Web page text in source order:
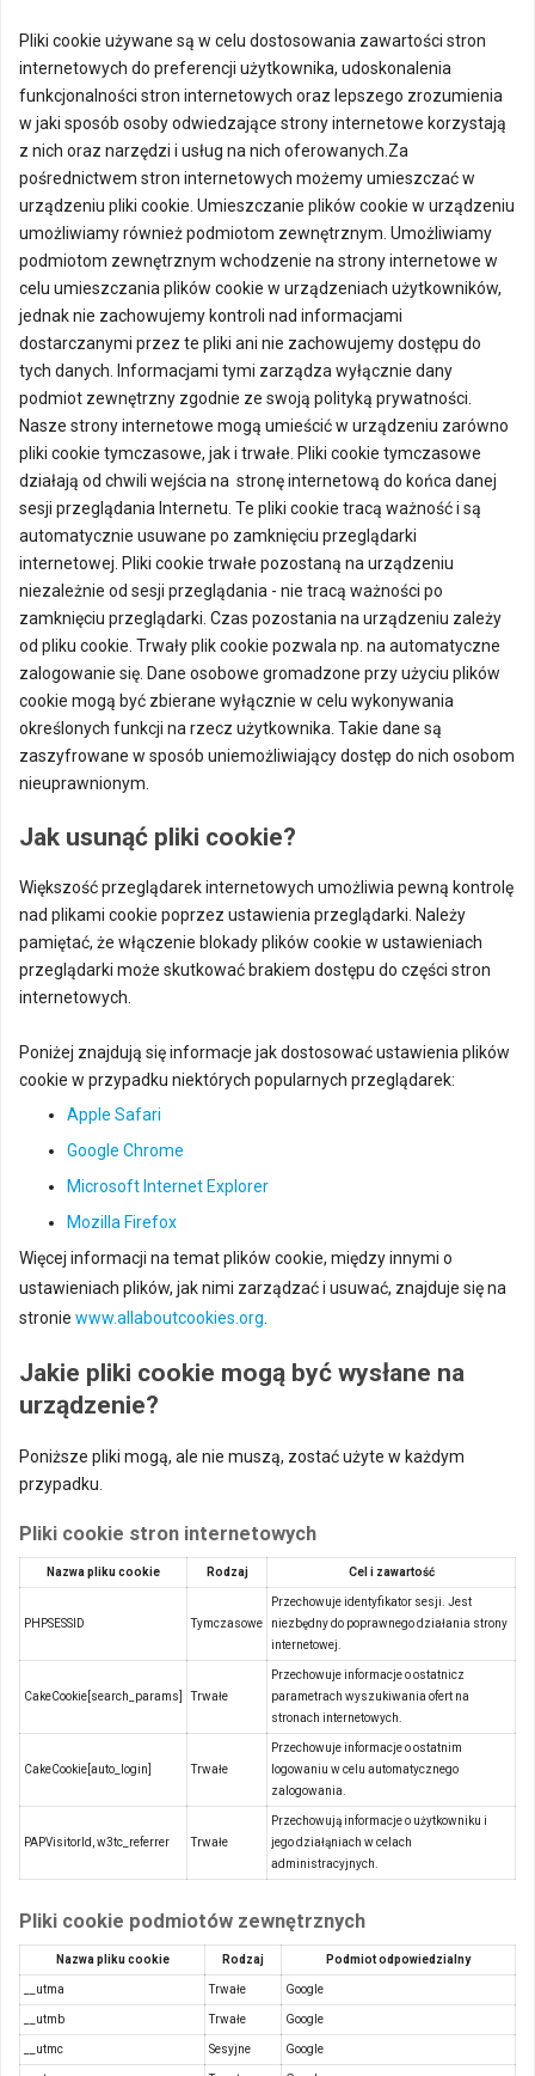
Pliki cookie używane są w celu dostosowania zawartości stron
internetowych do preferencji użytkownika, udoskonalenia
funkcjonalności stron internetowych oraz lepszego zrozumienia
w jaki sposób osoby odwiedzające strony internetowe korzystają
z nich oraz narzędzi i usług na nich oferowanych.Za
pośrednictwem stron internetowych możemy umieszczać w
urządzeniu pliki cookie. Umieszczanie plików cookie w urządzeniu
umożliwiamy również podmiotom zewnętrznym. Umożliwiamy
podmiotom zewnętrznym wchodzenie na strony internetowe w
celu umieszczania plików cookie w urządzeniach użytkowników,
jednak nie zachowujemy kontroli nad informacjami
dostarczanymi przez te pliki ani nie zachowujemy dostępu do
tych danych. Informacjami tymi zarządza wyłącznie dany
podmiot zewnętrzny zgodnie ze swoją polityką prywatności.
Nasze strony internetowe mogą umieścić w urządzeniu zarówno
pliki cookie tymczasowe, jak i trwałe. Pliki cookie tymczasowe
działają od chwili wejścia na stronę internetową do końca danej
sesji przeglądania Internetu. Te pliki cookie tracą ważność i są
automatycznie usuwane po zamknięciu przeglądarki
internetowej. Pliki cookie trwałe pozostaną na urządzeniu
niezależnie od sesji przeglądania - nie tracą ważności po
zamknięciu przeglądarki. Czas pozostania na urządzeniu zależy
od pliku cookie. Trwały plik cookie pozwala np. na automatyczne
zalogowanie się. Dane osobowe gromadzone przy użyciu plików
cookie mogą być zbierane wyłącznie w celu wykonywania
określonych funkcji na rzecz użytkownika. Takie dane są
zaszyfrowane w sposób uniemożliwiający dostęp do nich osobom
nieuprawnionym.
Jak usunąć pliki cookie?
Większość przeglądarek internetowych umożliwia pewną kontrolę
nad plikami cookie poprzez ustawienia przeglądarki. Należy
pamiętać, że włączenie blokady plików cookie w ustawieniach
przeglądarki może skutkować brakiem dostępu do części stron
internetowych.
Poniżej znajdują się informacje jak dostosować ustawienia plików
cookie w przypadku niektórych popularnych przeglądarek:
Apple Safari
Google Chrome
Microsoft Internet Explorer
Mozilla Firefox
Więcej informacji na temat plików cookie, między innymi o
ustawieniach plików, jak nimi zarządzać i usuwać, znajduje się na
stronie www.allaboutcookies.org
Jakie pliki cookie mogą być wysłane na
urządzenie?
Poniższe pliki mogą, ale nie muszą, zostać użyte w każdym
przypadku.
Pliki cookie stron internetowych
Nazwa pliku cookie Rodzaj Cel i zawartość
PHPSESSID Tymczasowe
Przechowuje identyfikator sesji. Jest
niezbędny do poprawnego działania strony
internetowej.
CakeCookie[search_params] Trwałe
Przechowuje informacje o ostatnicz
parametrach wyszukiwania ofert na
stronach internetowych.
CakeCookie[auto_login] Trwałe
Przechowuje informacje o ostatnim
logowaniu w celu automatycznego
zalogowania.
PAPVisitorId, w3tc_referrer Trwałe
Przechowują informacje o użytkowniku i
jego działąniach w celach
administracyjnych.
Pliki cookie podmiotów zewnętrznych
Nazwa pliku cookie Rodzaj Podmiot odpowiedzialny
__utma Trwałe Google
__utmb Trwałe Google
__utmc Sesyjne Google